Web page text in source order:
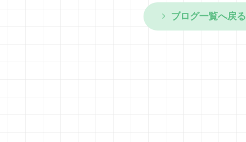
ブログ一覧へ戻る